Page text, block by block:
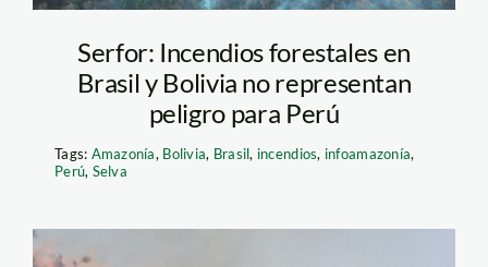
Serfor: Incendios forestales en
Brasil y Bolivia no representan
peligro para Perú
Tags: Amazonía, Bolivia, Brasil, incendios, infoamazonía,
Perú, Selva